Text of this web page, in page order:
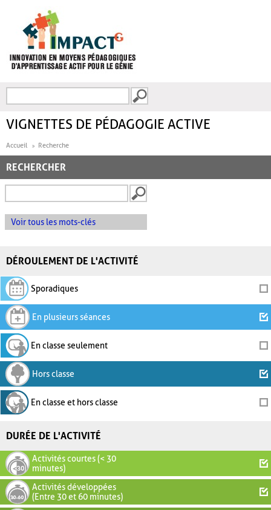
FORMULAIRE DE
VIGNETTES DE PÉDAGOGIE ACTIVE
Accueil Recherche
RECHERCHER
Voir tous les mots-clés
DÉROULEMENT DE L'ACTIVITÉ
Sporadiques
En plusieurs séances
En classe seulement
Hors classe
En classe et hors classe
DURÉE DE L'ACTIVITÉ
Activités courtes (< 30
minutes)
Activités développées
(Entre 30 et 60 minutes)